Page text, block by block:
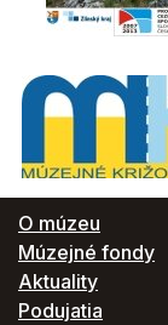
O múzeu
Múzejné fondy
Aktuality
Podujatia